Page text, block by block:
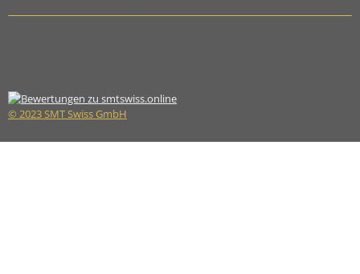
© 2023 SMT Swiss GmbH